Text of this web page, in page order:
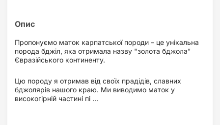
Пропонуємо маток карпатської породи – це унікальна
порода бджіл, яка отримала назву "золота бджола"
Євразійського континенту.
Цю породу я отримав від своїх прадідів, славних
бджолярів нашого краю. Ми виводимо маток у
високогірній частині пі ...